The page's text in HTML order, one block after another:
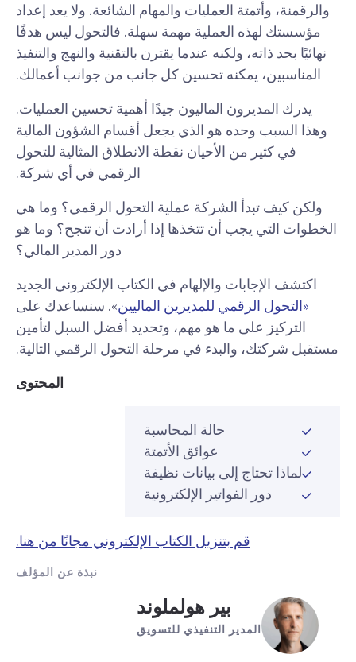
والرقمنة، وأتمتة العمليات والمهام الشائعة. ولا يعد إعداد
مؤسستك لهذه العملية مهمة سهلة. فالتحول ليس هدفًا
نهائيًا بحد ذاته، ولكنه عندما يقترن بالتقنية والنهج والتنفيذ
المناسبين، يمكنه تحسين كل جانب من جوانب أعمالك.
يدرك المديرون الماليون جيدًا أهمية تحسين العمليات.
وهذا السبب وحده هو الذي يجعل أقسام الشؤون المالية
في كثير من الأحيان نقطة الانطلاق المثالية للتحول
الرقمي في أي شركة.
ولكن كيف تبدأ الشركة عملية التحول الرقمي؟ وما هي
الخطوات التي يجب أن تتخذها إذا أرادت أن تنجح؟ وما هو
دور المدير المالي؟
اكتشف الإجابات والإلهام في الكتاب الإلكتروني الجديد
«التحول الرقمي للمديرين الماليين». سنساعدك على
التركيز على ما هو مهم، وتحديد أفضل السبل لتأمين
مستقبل شركتك، والبدء في مرحلة التحول الرقمي التالية.
المحتوى
حالة المحاسبة
عوائق الأتمتة
لماذا تحتاج إلى بيانات نظيفة
دور الفواتير الإلكترونية
قم بتنزيل الكتاب الإلكتروني مجانًا من هنا.
نبذة عن المؤلف
بير هولملوند
المدير التنفيذي للتسويق